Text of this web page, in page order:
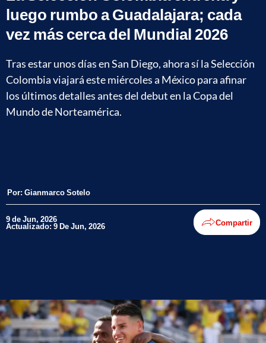
luego rumbo a Guadalajara; cada
vez más cerca del Mundial 2026
Tras estar unos días en San Diego, ahora sí la Selección
Colombia viajará este miércoles a México para afinar
los últimos detalles antes del debut en la Copa del
Mundo de Norteamérica.
Por: Gianmarco Sotelo
9 de Jun, 2026
Actualizado: 9 De Jun, 2026 Compartir